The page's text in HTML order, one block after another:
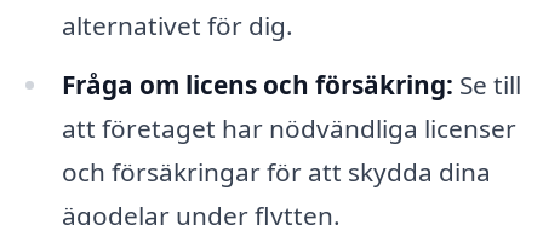
alternativet för dig.
Fråga om licens och försäkring: Se till
att företaget har nödvändliga licenser
och försäkringar för att skydda dina
ägodelar under flytten.